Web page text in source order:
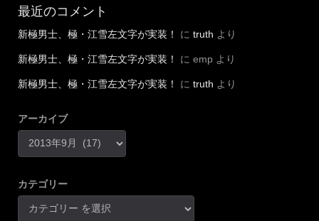
最近のコメント
新極男士、極・江雪左文字が実装！ に truth より
新極男士、極・江雪左文字が実装！ に emp より
新極男士、極・江雪左文字が実装！ に truth より
アーカイブ
カテゴリー